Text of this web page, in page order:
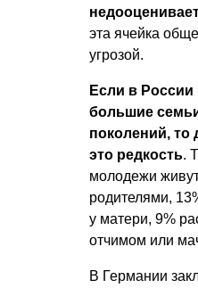
эта ячейка
угрозой.
Если в
большие
поколений,
это редкость.
молодежи
родителями,
у матери, 9%
отчимом или
В Германии